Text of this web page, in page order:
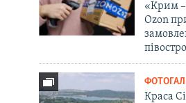
«Крим –
Ozon
Краса